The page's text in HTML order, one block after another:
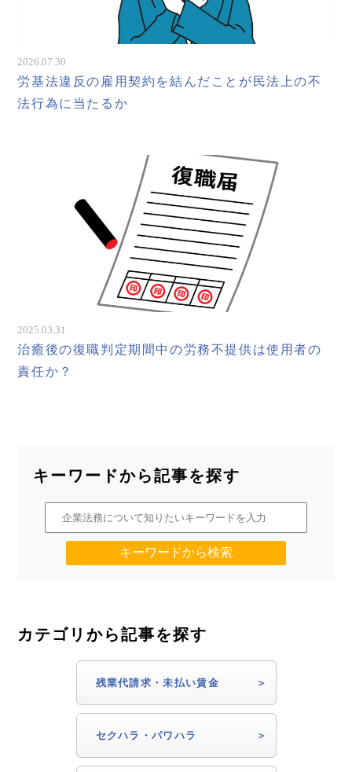
2026.07.30
労基法違反の雇用契約を結んだことが民法上の不
法行為に当たるか
2025.03.31
治癒後の復職判定期間中の労務不提供は使用者の
責任か？
キーワードから記事を探す
カテゴリから記事を探す
残業代請求・未払い賃金
セクハラ・パワハラ